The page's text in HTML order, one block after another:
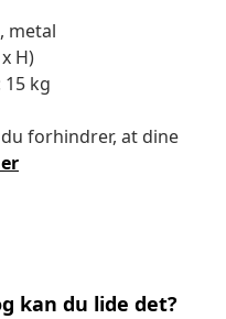
metal
H)
kg
forhindrer, at dine
kan du lide det?